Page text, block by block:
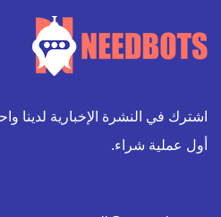
أول عملية شراء.